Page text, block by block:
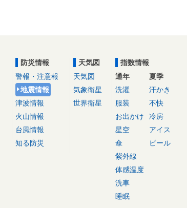
防災情報
警報・注意報
地震情報
津波情報
火山情報
台風情報
知る防災
天気図
天気図
気象衛星
世界衛星
指数情報
通年
洗濯
服装
お出かけ
星空
傘
紫外線
体感温度
洗車
睡眠
夏季
汗かき
不快
冷房
アイス
ビール